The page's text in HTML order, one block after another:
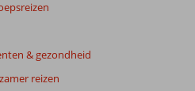
& gezondheid
reizen